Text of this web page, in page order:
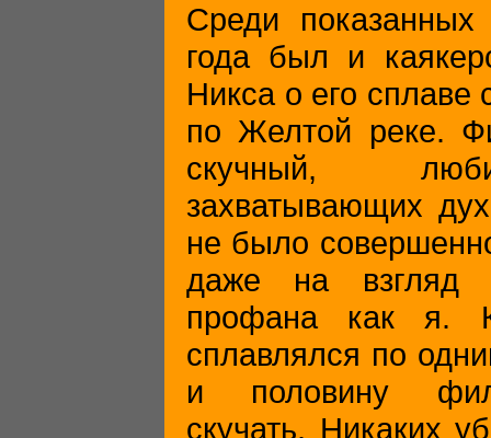
Среди
года был и
Никса о его сплаве
по Желтой реке.
скучный,
захватывающих
не было
даже на взгляд
профана как я.
сплавлялся по
и половину
скучать. Никаких